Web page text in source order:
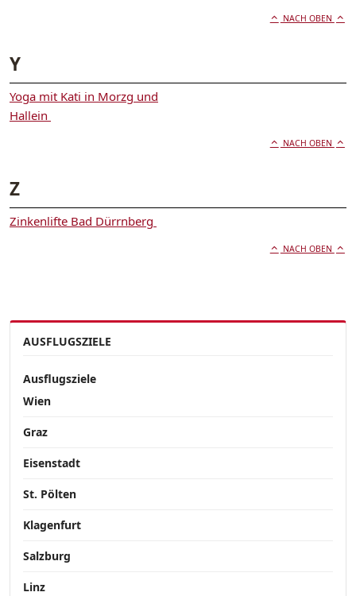
NACH OBEN
Y
Yoga mit Kati in Morzg und
Hallein
NACH OBEN
Z
Zinkenlifte Bad Dürrnberg
NACH OBEN
AUSFLUGSZIELE
Ausflugsziele
Wien
Graz
Eisenstadt
St. Pölten
Klagenfurt
Salzburg
Linz